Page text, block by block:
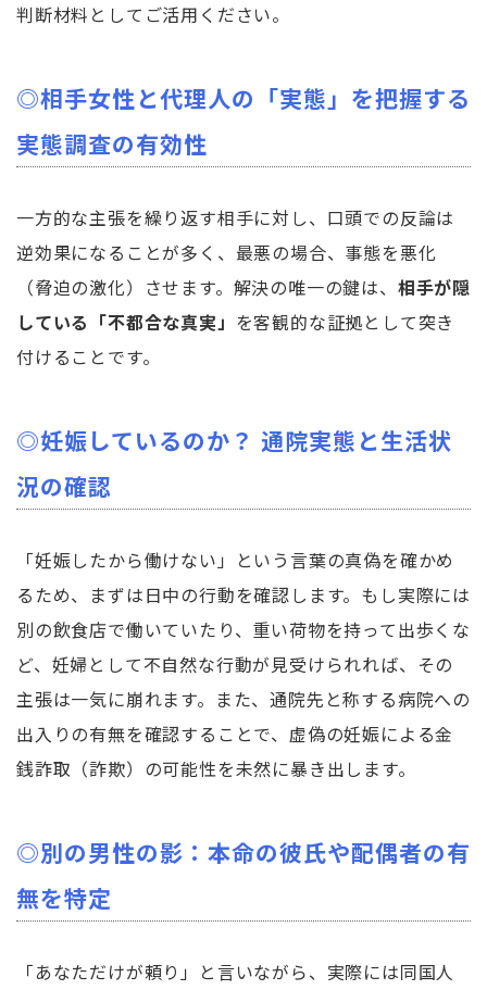
判断材料としてご活用ください。
◎相手女性と代理人の「実態」を把握する
実態調査の有効性
一方的な主張を繰り返す相手に対し、口頭での反論は
逆効果になることが多く、最悪の場合、事態を悪化
（脅迫の激化）させます。解決の唯一の鍵は、 相手が隠
している「不都合な真実」 を客観的な証拠として突き
付けることです。
◎妊娠しているのか？ 通院実態と生活状
況の確認
「妊娠したから働けない」という言葉の真偽を確かめ
るため、まずは日中の行動を確認します。もし実際には
別の飲食店で働いていたり、重い荷物を持って出歩くな
ど、妊婦として不自然な行動が見受けられれば、その
主張は一気に崩れます。また、通院先と称する病院への
出入りの有無を確認することで、虚偽の妊娠による金
銭詐取（詐欺）の可能性を未然に暴き出します。
◎別の男性の影：本命の彼氏や配偶者の有
無を特定
「あなただけが頼り」と言いながら、実際には同国人